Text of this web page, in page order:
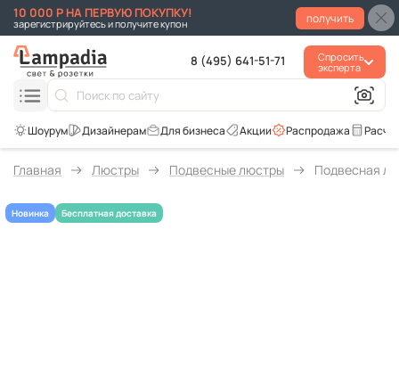
10 000 Р НА ПЕРВУЮ ПОКУПКУ!
зарегистрируйтесь и получите купон получить
8 (495) 641-51-71
Спросить
эксперта
Распродажа
Акции
Для бизнеса
Главная Люстры Подвесные люстры Подвесная